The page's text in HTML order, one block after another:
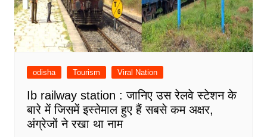
odisha Tourism Viral Nation
Ib railway station : जानिए उस रेलवे स्टेशन के
बारे में जिसमें इस्तेमाल हुए हैं सबसे कम अक्षर,
अंग्रेजों ने रखा था नाम